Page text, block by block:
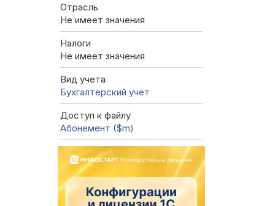
Отрасль
Не имеет значения
Налоги
Не имеет значения
Вид учета
Бухгалтерский учет
Доступ к файлу
Абонемент ($m)